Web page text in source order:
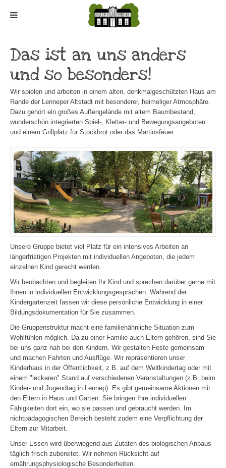
Das ist an uns anders
und so besonders!
Wir spielen und arbeiten in einem alten, denkmalgeschützten Haus am
Rande der Lenneper Altstadt mit besonderer, heimeliger Atmosphäre.
Dazu gehört ein großes Außengelände mit altem Baumbestand,
wunderschön integrierten Spiel-, Kletter- und Bewegungsangeboten
und einem Grillplatz für Stockbrot oder das Martinsfeuer.
Unsere Gruppe bietet viel Platz für ein intensives Arbeiten an
längerfristigen Projekten mit individuellen Angeboten, die jedem
einzelnen Kind gerecht werden.
Wir beobachten und begleiten Ihr Kind und sprechen darüber gerne mit
Ihnen in individuellen Entwicklungsgesprächen. Während der
Kindergartenzeit fassen wir diese persönliche Entwicklung in einer
Bildungsdokumentation für Sie zusammen.
Die Gruppenstruktur macht eine familienähnliche Situation zum
Wohlfühlen möglich. Da zu einer Familie auch Eltern gehören, sind Sie
bei uns ganz nah bei den Kindern. Wir gestalten Feste gemeinsam
und machen Fahrten und Ausflüge. Wir repräsentieren unser
Kinderhaus in der Öffentlichkeit, z.B. auf dem Weltkindertag oder mit
einem "leckeren" Stand auf verschiedenen Veranstaltungen (z.B. beim
Kinder- und Jugendtag in Lennep). Es gibt gemeinsame Aktionen mit
den Eltern in Haus und Garten. Sie bringen Ihre individuellen
Fähigkeiten dort ein, wo sie passen und gebraucht werden. Im
nichtpädagogischen Bereich besteht zudem eine Verpflichtung der
Eltern zur Mitarbeit.
Unser Essen wird überwiegend aus Zutaten des biologischen Anbaus
täglich frisch zubereitet. Wir nehmen Rücksicht auf
ernährungsphysiologische Besonderheiten.